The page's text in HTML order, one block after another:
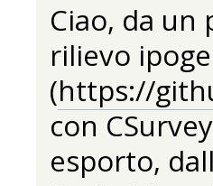
Ciao, da
rilievo
(https://
con
esporto,